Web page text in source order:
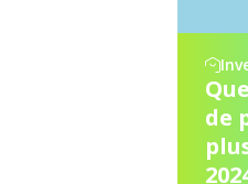
de